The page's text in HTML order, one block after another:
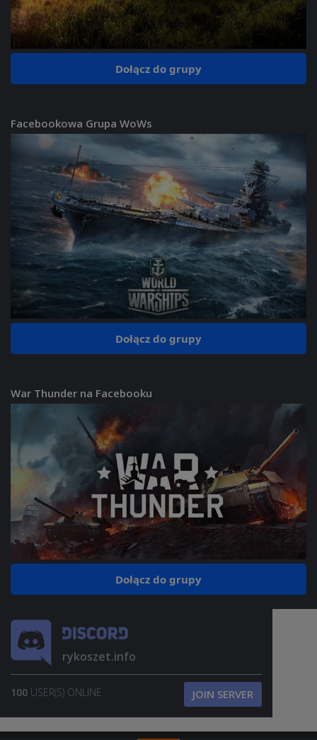
Dołącz do grupy
Facebookowa Grupa WoWs
Dołącz do grupy
War Thunder na Facebooku
Dołącz do grupy
rykoszet.info
100 USER(S) ONLINE JOIN SERVER